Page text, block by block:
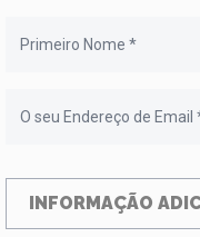
INFORMAÇÃO